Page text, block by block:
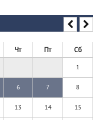
Чт Пт Сб
1
6 7 8
13 14 15